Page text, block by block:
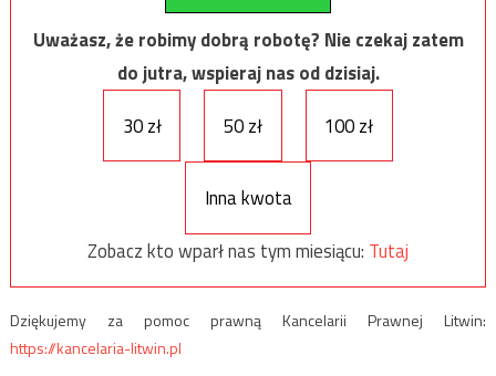
Uważasz, że robimy dobrą robotę? Nie czekaj zatem
do jutra, wspieraj nas od dzisiaj.
30 zł
50 zł 100 zł
Inna kwota
Zobacz kto wparł nas tym miesiącu: Tutaj
Dziękujemy za pomoc prawną Kancelarii Prawnej Litwin:
https://kancelaria-litwin.pl